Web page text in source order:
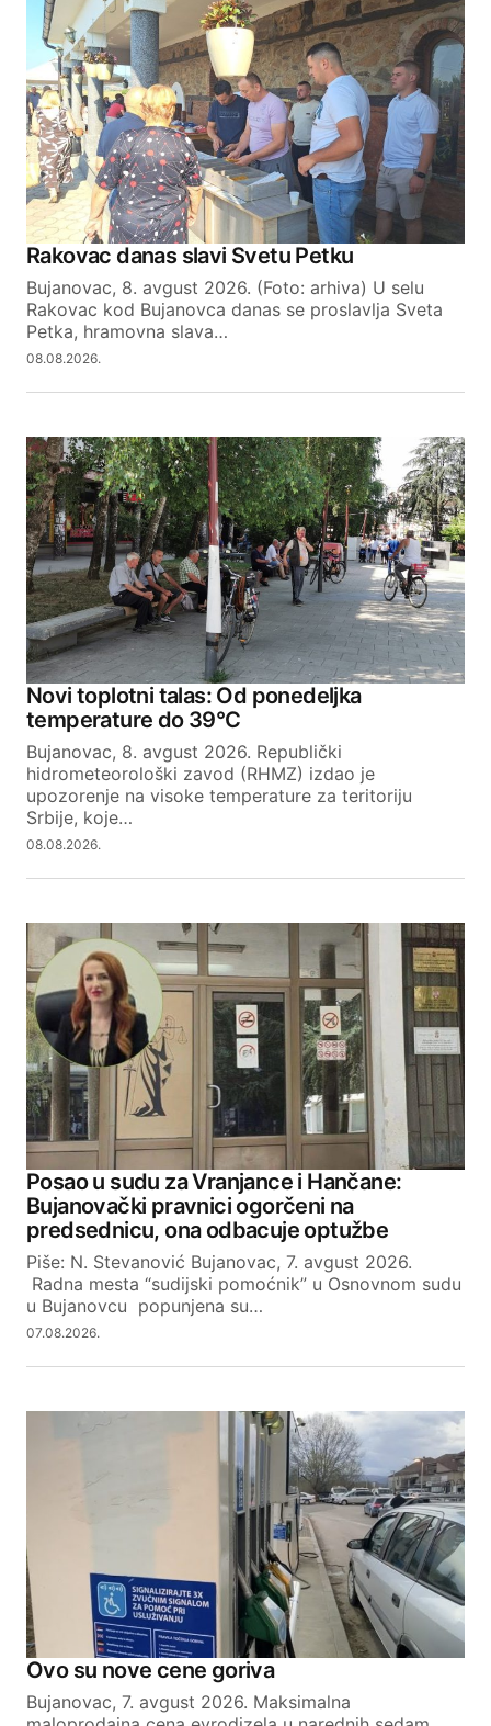
Your email address will not be published.
Required fields are marked*
Comment*
Your Name
Your E-mail
Rakovac danas slavi Svetu Petku
Bujanovac, 8. avgust 2026. (Foto: arhiva) U selu
Rakovac kod Bujanovca danas se proslavlja Sveta
Petka, hramovna slava…
08.08.2026.
Novi toplotni talas: Od ponedeljka
temperature do 39°C
Bujanovac, 8. avgust 2026. Republički
hidrometeorološki zavod (RHMZ) izdao je
upozorenje na visoke temperature za teritoriju
Srbije, koje…
08.08.2026.
Posao u sudu za Vranjance i Hančane:
Bujanovački pravnici ogorčeni na
predsednicu, ona odbacuje optužbe
Piše: N. Stevanović Bujanovac, 7. avgust 2026.
Radna mesta “sudijski pomoćnik” u Osnovnom sudu
u Bujanovcu popunjena su…
07.08.2026.
Ovo su nove cene goriva
Bujanovac, 7. avgust 2026. Maksimalna